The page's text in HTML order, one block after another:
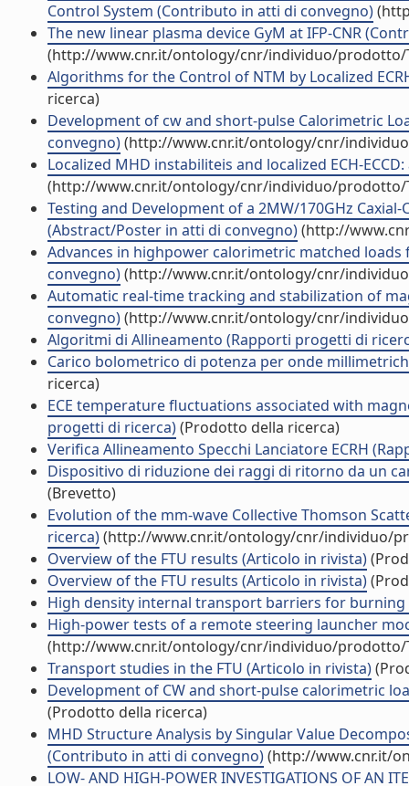
Control System (Contributo in atti di convegno)
The new linear plasma device GyM at IFP-CNR
(http://www.cnr.it/ontology/cnr/individuo/prodotto/
Algorithms for the Control of NTM by Localized
ricerca)
Development of cw and short-pulse Calorimetric
convegno)(http://www.cnr.it/ontology/cnr/
Localized MHD instabiliteis and localized ECH-
(http://www.cnr.it/ontology/cnr/individuo/prodotto/
Testing and Development of a 2MW/170GHz
(Abstract/Poster in atti di convegno)(http://
Advances in highpower calorimetric matched
convegno)(http://www.cnr.it/ontology/cnr/
Automatic real-time tracking and stabilization of
convegno)(http://www.cnr.it/ontology/cnr/
Algoritmi di Allineamento (Rapporti progetti di
Carico bolometrico di potenza per onde
ricerca)
ECE temperature fluctuations associated with
progetti di ricerca)(Prodotto della ricerca)
Verifica Allineamento Specchi Lanciatore ECRH
Dispositivo di riduzione dei raggi di ritorno da un
(Brevetto)
Evolution of the mm-wave Collective Thomson
ricerca)(http://www.cnr.it/ontology/cnr/individuo/
Overview of the FTU results (Articolo in rivista)
Overview of the FTU results (Articolo in rivista)
High density internal transport barriers for
High-power tests of a remote steering launcher
(http://www.cnr.it/ontology/cnr/individuo/prodotto/
Transport studies in the FTU (Articolo in rivista)
Development of CW and short-pulse calorimetric
(Prodotto della ricerca)
MHD Structure Analysis by Singular Value
(Contributo in atti di convegno)(http://www.cnr.it/
LOW- AND HIGH-POWER INVESTIGATIONS OF AN